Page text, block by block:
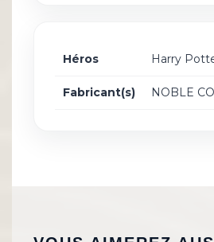
Héros Harry
Fabricant(s) NOBLE